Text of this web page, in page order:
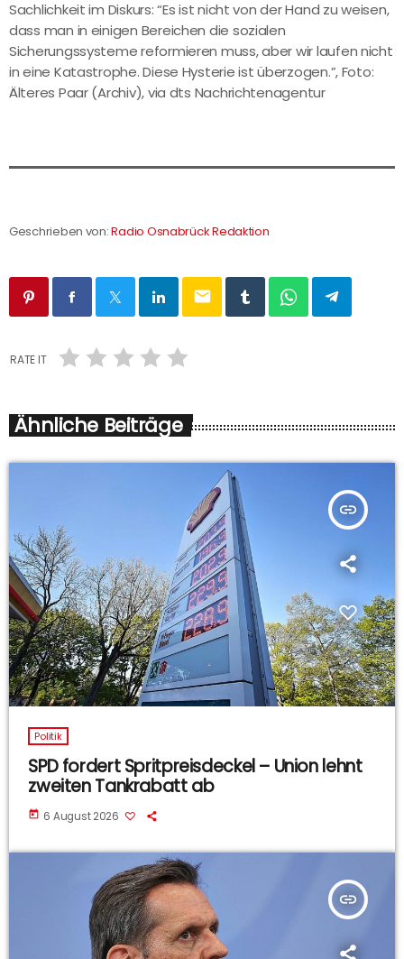
Sachlichkeit im Diskurs: “Es ist nicht von der Hand zu weisen,
dass man in einigen Bereichen die sozialen
Sicherungssysteme reformieren muss, aber wir laufen nicht
in eine Katastrophe. Diese Hysterie ist überzogen.”, Foto:
Älteres Paar (Archiv), via dts Nachrichtenagentur
Geschrieben von:Radio Osnabrück Redaktion
email
RATE IT
Ähnliche Beiträge
insert_link
Politik
SPD fordert Spritpreisdeckel – Union lehnt
zweiten Tankrabatt ab
today 6 August 2026
insert_link